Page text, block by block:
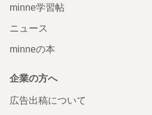
minne学習帖
ニュース
minneの本
企業の方へ
広告出稿について